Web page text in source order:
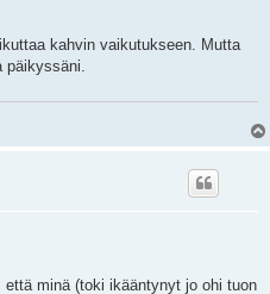
kahvin vaikutukseen. Mutta
minä (toki ikääntynyt jo ohi tuon